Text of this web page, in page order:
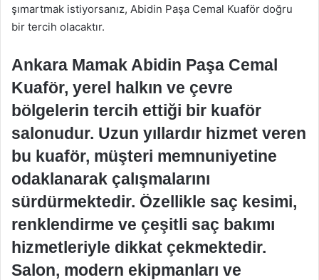
şımartmak istiyorsanız, Abidin Paşa Cemal Kuaför doğru
bir tercih olacaktır.
Ankara Mamak Abidin Paşa Cemal
Kuaför, yerel halkın ve çevre
bölgelerin tercih ettiği bir kuaför
salonudur. Uzun yıllardır hizmet veren
bu kuaför, müşteri memnuniyetine
odaklanarak çalışmalarını
sürdürmektedir. Özellikle saç kesimi,
renklendirme ve çeşitli saç bakımı
hizmetleriyle dikkat çekmektedir.
Salon, modern ekipmanları ve